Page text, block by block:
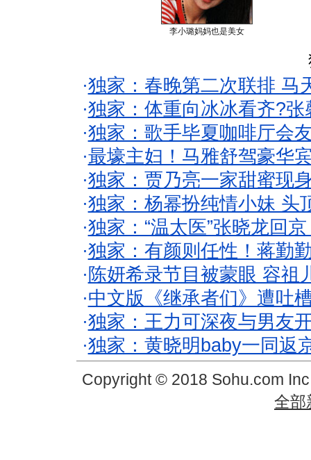
李小璐妈妈也是美女
·独家：春晚第二次联排 马
·独家：体重向冰冰看齐?
·独家：歌手毕夏咖啡厅会
·最壕主妇！马雅舒驾豪华
·独家：贾乃亮一家甜蜜现
·独家：杨幂扮纯情小妹 头
·独家：“温太医”张晓龙回
·独家：有颜则任性！蒋勤
· 陈妍希录节目被蒙眼 容祖
·中文版《继承者们》遭吐
·独家：王力可深夜与男友
·独家：黄晓明baby一同返
Copyright © 2018 Sohu.com
全部